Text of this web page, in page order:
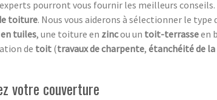
experts pourront vous fournir les meilleurs conseils.
toiture. Nous vous aiderons à sélectionner le type
tuiles, une toiture en zincou un toit-terrasseen
de toit (travaux de charpente, étanchéité de
votre couverture